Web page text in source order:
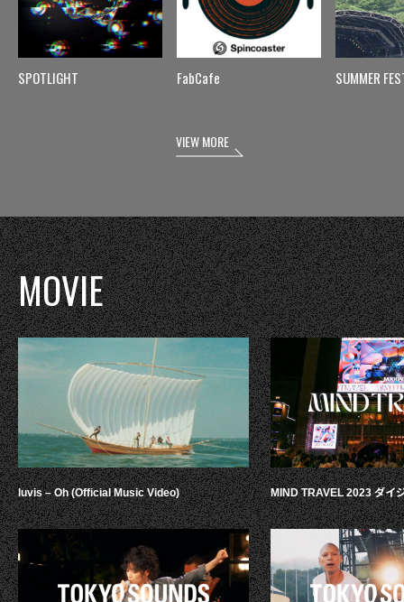
SPOTLIGHT FabCafe SUMMER
VIEW MORE
MOVIE
luvis – Oh (Official Music Video) MIND TRAVEL 2023 ダイ